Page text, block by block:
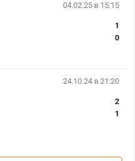
04.02.25 в 15:15
1
0
24.10.24 в 21:20
2
1